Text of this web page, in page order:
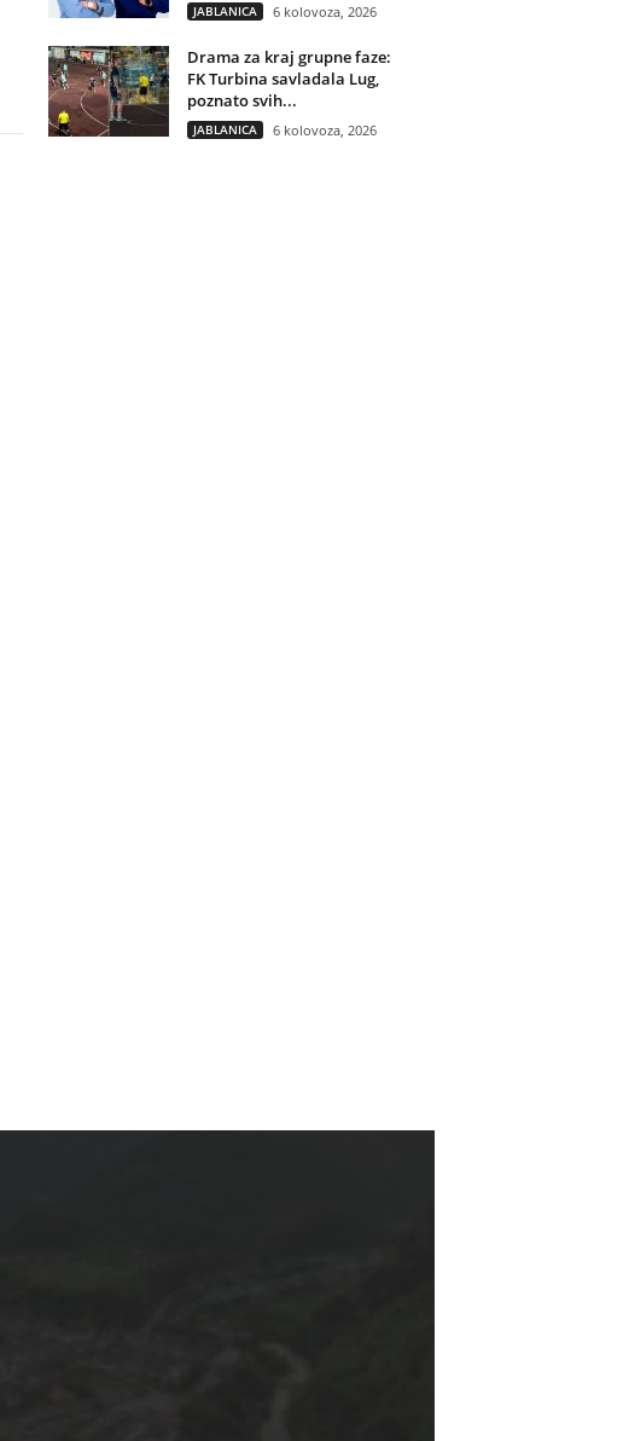
JABLANICA 6 kolovoza, 2026
Drama za kraj grupne faze:
FK Turbina savladala Lug,
poznato svih...
JABLANICA 6 kolovoza, 2026